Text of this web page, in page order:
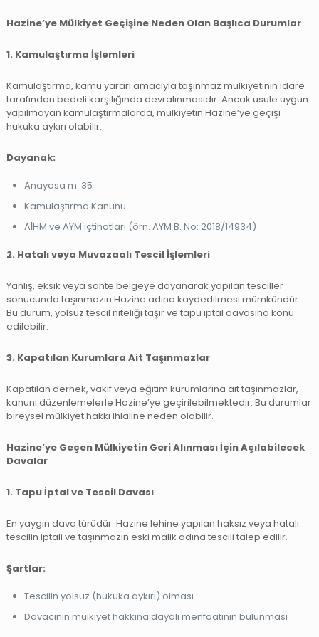
Hazine’ye Mülkiyet Geçişine Neden Olan Başlıca Durumlar
1. Kamulaştırma İşlemleri
Kamulaştırma, kamu yararı amacıyla taşınmaz mülkiyetinin idare
tarafından bedeli karşılığında devralınmasıdır. Ancak usule uygun
yapılmayan kamulaştırmalarda, mülkiyetin Hazine’ye geçişi
hukuka aykırı olabilir.
Dayanak:
Anayasa m. 35
Kamulaştırma Kanunu
AİHM ve AYM içtihatları (örn. AYM B. No: 2018/14934)
2. Hatalı veya Muvazaalı Tescil İşlemleri
Yanlış, eksik veya sahte belgeye dayanarak yapılan tesciller
sonucunda taşınmazın Hazine adına kaydedilmesi mümkündür.
Bu durum, yolsuz tescil niteliği taşır ve tapu iptal davasına konu
edilebilir.
3. Kapatılan Kurumlara Ait Taşınmazlar
Kapatılan dernek, vakıf veya eğitim kurumlarına ait taşınmazlar,
kanuni düzenlemelerle Hazine’ye geçirilebilmektedir. Bu durumlar
bireysel mülkiyet hakkı ihlaline neden olabilir.
Hazine’ye Geçen Mülkiyetin Geri Alınması İçin Açılabilecek
Davalar
1. Tapu İptal ve Tescil Davası
En yaygın dava türüdür. Hazine lehine yapılan haksız veya hatalı
tescilin iptali ve taşınmazın eski malik adına tescili talep edilir.
Şartlar:
Tescilin yolsuz (hukuka aykırı) olması
Davacının mülkiyet hakkına dayalı menfaatinin bulunması